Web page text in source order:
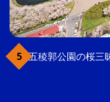
五稜郭公園の桜三